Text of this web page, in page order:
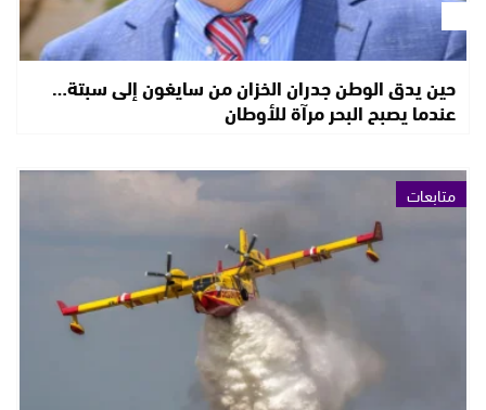
حين يدق الوطن جدران الخزان من سايغون إلى سبتة…
عندما يصبح البحر مرآة للأوطان
متابعات